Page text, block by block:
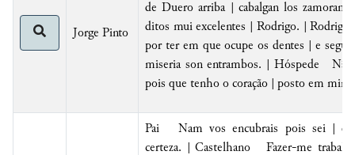
Jorge Pinto
de Duero arriba | cabalgan los
ditos mui excelentes | Rodrigo. |
por ter em que ocupe os dentes | e
miseria son entrambos. | Hóspede
pois que tenho o coração | posto em
Pai Nam vos encubrais pois sei |
certeza. | Castelhano Fazer-me